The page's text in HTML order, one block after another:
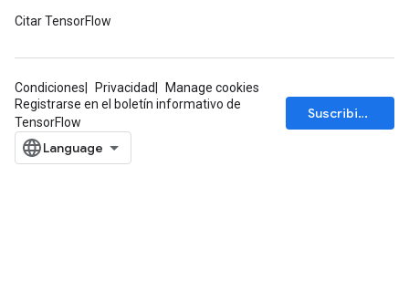
Citar TensorFlow
Condiciones Privacidad
Manage cookies
Registrarse en el boletín informativo de
TensorFlow
Suscribirse